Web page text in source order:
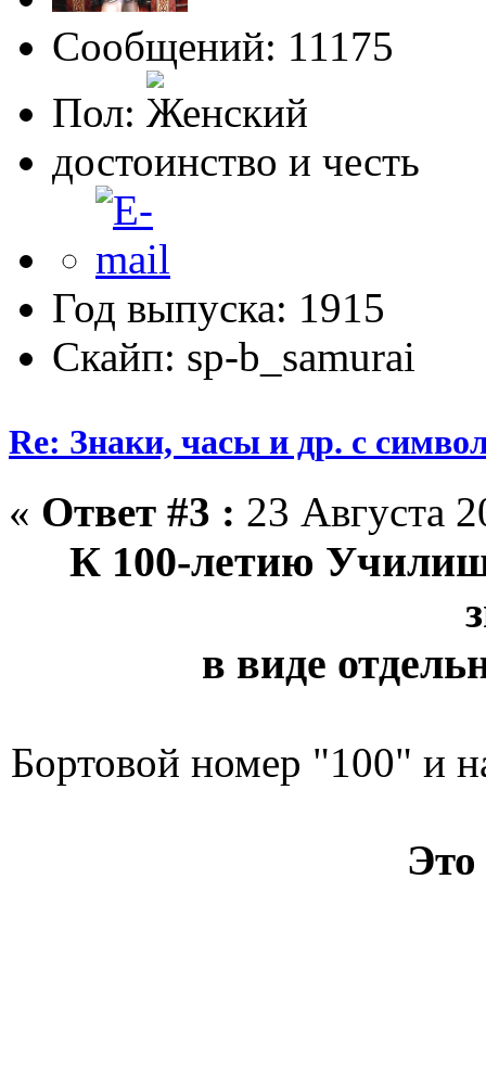
Сообщений: 11175
Пол:
достоинство и честь
Год выпуска: 1915
Скайп: sp-b_samurai
Re: Знаки, часы и др. с
« Ответ #3 : 23 Августа
К 100-летию
в виде
Бортовой номер "100" и